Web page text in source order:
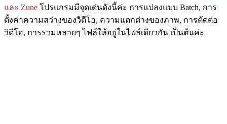
และ Zune โปรแกรมมีจุดเด่นดังนี้ค่ะ การแปลงแบบ Batch, การ
ตั้งค่าความสว่างของวิดีโอ, ความแตกต่างของภาพ, การตัดต่อ
วิดีโอ, การรวมหลายๆ ไฟล์ให้อยู่ในไฟล์เดียวกัน เป็นต้นค่ะ